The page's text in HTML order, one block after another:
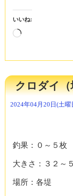
いいね:
読
中…
クロダイ（
2024年04月20日(土曜
釣果：０～５枚
大きさ：３２～
場所：各堤